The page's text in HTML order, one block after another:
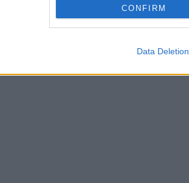
CONFIRM
Data Deletion